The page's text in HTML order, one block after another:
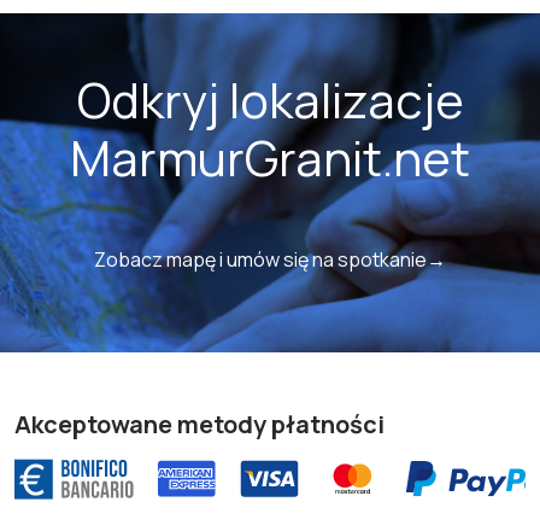
Odkryj lokalizacje
MarmurGranit.net
Zobacz mapę i umów się na spotkanie→
Akceptowane metody płatności